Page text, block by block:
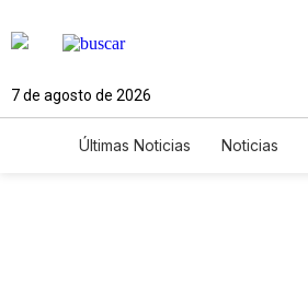
7 de agosto de 2026
Últimas Noticias Noticias